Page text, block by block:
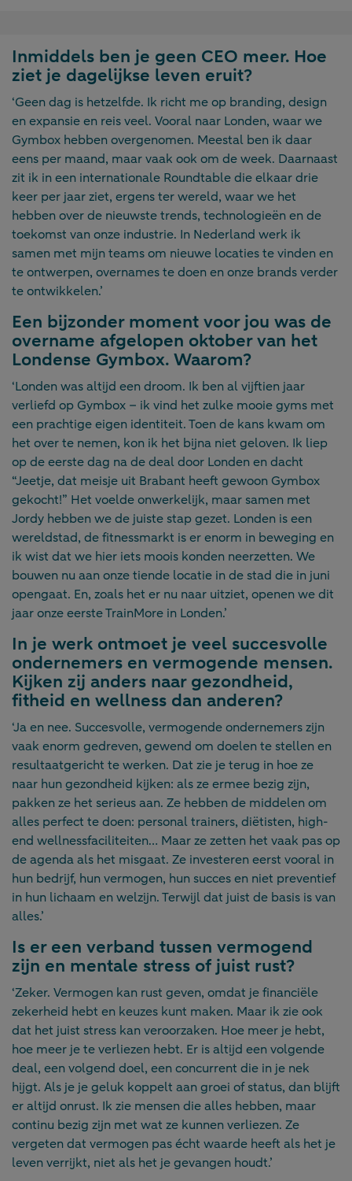
Inmiddels ben je geen CEO meer. Hoe
ziet je dagelijkse leven eruit?
‘Geen dag is hetzelfde. Ik richt me op branding, design
en expansie en reis veel. Vooral naar Londen, waar we
Gymbox hebben overgenomen. Meestal ben ik daar
eens per maand, maar vaak ook om de week. Daarnaast
zit ik in een internationale Roundtable die elkaar drie
keer per jaar ziet, ergens ter wereld, waar we het
hebben over de nieuwste trends, technologieën en de
toekomst van onze industrie. In Nederland werk ik
samen met mijn teams om nieuwe locaties te vinden en
te ontwerpen, overnames te doen en onze brands verder
te ontwikkelen.’
Een bijzonder moment voor jou was de
overname afgelopen oktober van het
Londense Gymbox. Waarom?
‘Londen was altijd een droom. Ik ben al vijftien jaar
verliefd op Gymbox – ik vind het zulke mooie gyms met
een prachtige eigen identiteit. Toen de kans kwam om
het over te nemen, kon ik het bijna niet geloven. Ik liep
op de eerste dag na de deal door Londen en dacht
“Jeetje, dat meisje uit Brabant heeft gewoon Gymbox
gekocht!” Het voelde onwerkelijk, maar samen met
Jordy hebben we de juiste stap gezet. Londen is een
wereldstad, de fitnessmarkt is er enorm in beweging en
ik wist dat we hier iets moois konden neerzetten. We
bouwen nu aan onze tiende locatie in de stad die in juni
opengaat. En, zoals het er nu naar uitziet, openen we dit
jaar onze eerste TrainMore in Londen.’
In je werk ontmoet je veel succesvolle
ondernemers en vermogende mensen.
Kijken zij anders naar gezondheid,
fitheid en wellness dan anderen?
‘Ja en nee. Succesvolle, vermogende ondernemers zijn
vaak enorm gedreven, gewend om doelen te stellen en
resultaatgericht te werken. Dat zie je terug in hoe ze
naar hun gezondheid kijken: als ze ermee bezig zijn,
pakken ze het serieus aan. Ze hebben de middelen om
alles perfect te doen: personal trainers, diëtisten, high-
end wellnessfaciliteiten… Maar ze zetten het vaak pas op
de agenda als het misgaat. Ze investeren eerst vooral in
hun bedrijf, hun vermogen, hun succes en niet preventief
in hun lichaam en welzijn. Terwijl dat juist de basis is van
alles.’
Is er een verband tussen vermogend
zijn en mentale stress of juist rust?
‘Zeker. Vermogen kan rust geven, omdat je financiële
zekerheid hebt en keuzes kunt maken. Maar ik zie ook
dat het juist stress kan veroorzaken. Hoe meer je hebt,
hoe meer je te verliezen hebt. Er is altijd een volgende
deal, een volgend doel, een concurrent die in je nek
hijgt. Als je je geluk koppelt aan groei of status, dan blijft
er altijd onrust. Ik zie mensen die alles hebben, maar
continu bezig zijn met wat ze kunnen verliezen. Ze
vergeten dat vermogen pas écht waarde heeft als het je
leven verrijkt, niet als het je gevangen houdt.’